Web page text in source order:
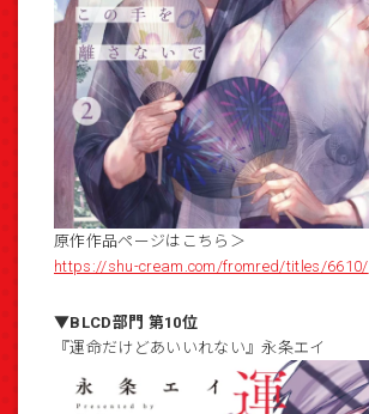
原作作品ページはこちら＞
https://shu-cream.com/fromred/titles/6610/
▼BLCD部門 第10位
『運命だけどあいいれない』永条エイ